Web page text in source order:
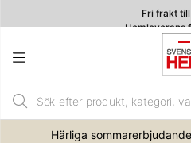
Fri frakt
Hemleverans
Härliga